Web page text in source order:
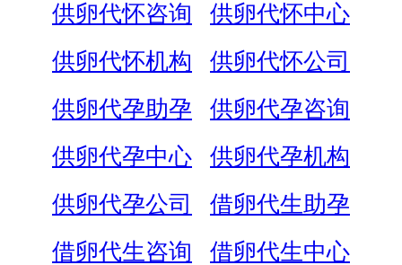
供卵代怀咨询
供卵代怀中心
供卵代怀机构
供卵代怀公司
供卵代孕助孕
供卵代孕咨询
供卵代孕中心
供卵代孕机构
供卵代孕公司
借卵代生助孕
借卵代生咨询
借卵代生中心